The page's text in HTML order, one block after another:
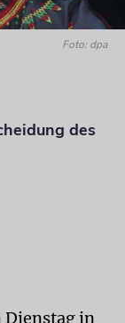
Foto: dpa
des
Dienstag in